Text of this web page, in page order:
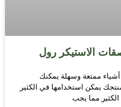
الاستيكر رول
ممتعة وسهلة يمكنك
يمكن استخدامها في الكثير
مما يجب